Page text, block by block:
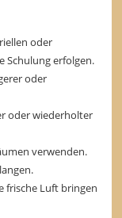
oder
Schulung erfolgen.
oder
oder wiederholter
verwenden.
frische Luft bringen